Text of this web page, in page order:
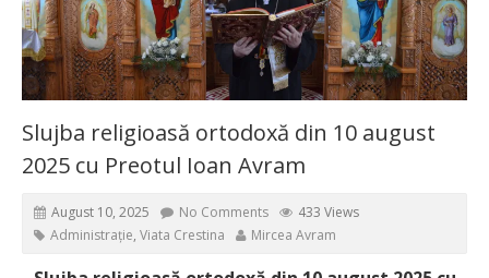
Slujba religioasă ortodoxă din 10 august
2025 cu Preotul Ioan Avram
August 10, 2025 No Comments
433 Views
Administrație, Viata Crestina Mircea Avram